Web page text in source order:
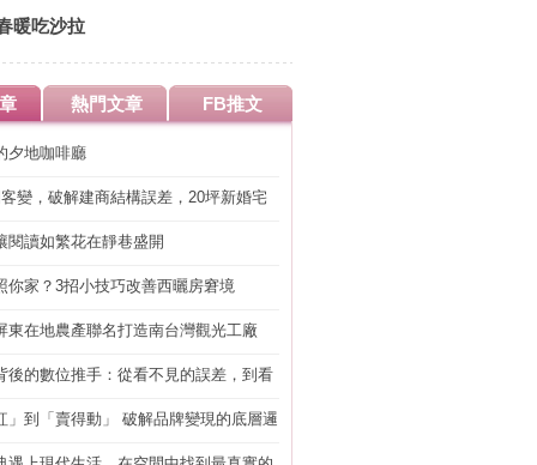
暖吃沙拉
熱門文章 FB推文
夕地咖啡廳
變，破解建商結構誤差，20坪新婚宅
閱讀如繁花在靜巷盛開
你家？3招小技巧改善西曬房窘境
東在地農產聯名打造南台灣觀光工廠
後的數位推手：從看不見的誤差，到看
」到「賣得動」 破解品牌變現的底層邏